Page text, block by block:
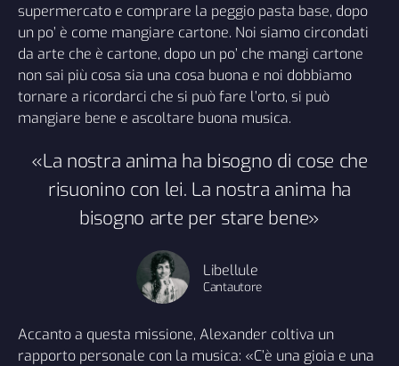
supermercato e comprare la peggio pasta base, dopo
un po’ è come mangiare cartone. Noi siamo circondati
da arte che è cartone, dopo un po’ che mangi cartone
non sai più cosa sia una cosa buona e noi dobbiamo
tornare a ricordarci che si può fare l’orto, si può
mangiare bene e ascoltare buona musica.
«La nostra anima ha bisogno di cose che
risuonino con lei. La nostra anima ha
bisogno arte per stare bene»
Libellule
Cantautore
Accanto a questa missione, Alexander coltiva un
rapporto personale con la musica: «C’è una gioia e una